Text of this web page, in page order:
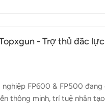
máy bay không người lái
- Trợ thủ đắc
FP600 & FP500
thông minh, trí tuệ nhân